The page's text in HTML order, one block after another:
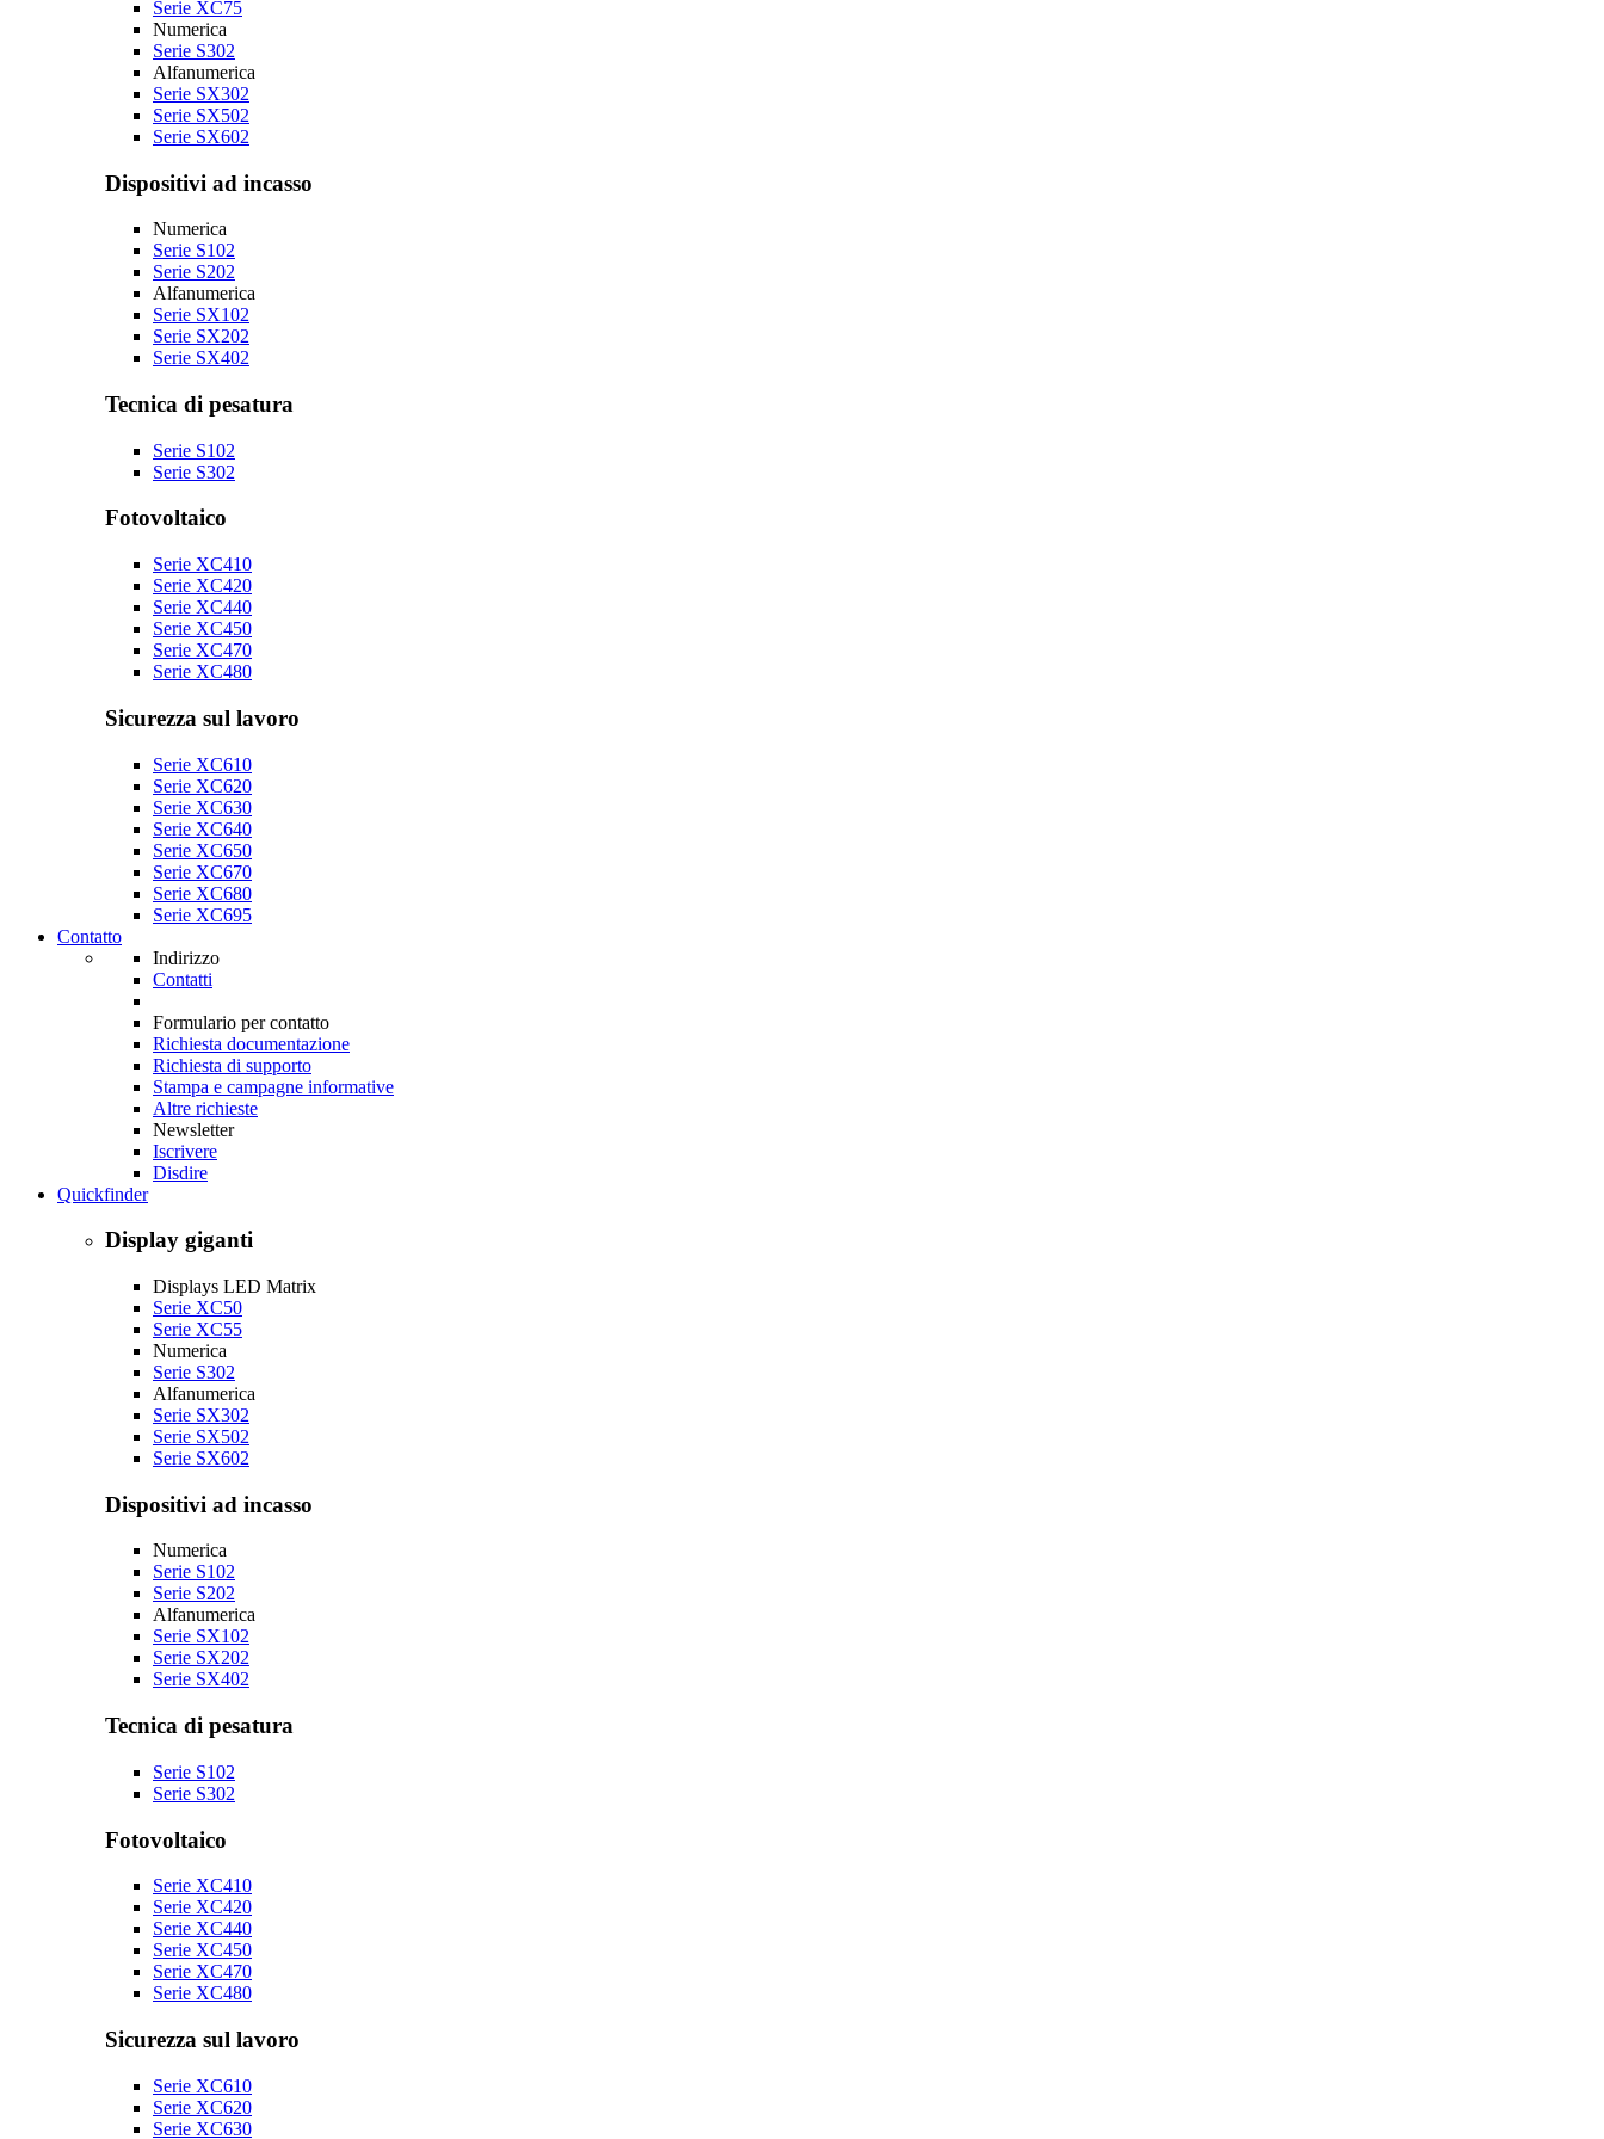
Serie XC75
Numerica
Serie S302
Alfanumerica
Serie SX302
Serie SX502
Serie SX602
Dispositivi ad incasso
Numerica
Serie S102
Serie S202
Alfanumerica
Serie SX102
Serie SX202
Serie SX402
Tecnica di pesatura
Serie S102
Serie S302
Fotovoltaico
Serie XC410
Serie XC420
Serie XC440
Serie XC450
Serie XC470
Serie XC480
Sicurezza sul lavoro
Serie XC610
Serie XC620
Serie XC630
Serie XC640
Serie XC650
Serie XC670
Serie XC680
Serie XC695
Contatto
Indirizzo
Contatti
Formulario per contatto
Richiesta documentazione
Richiesta di supporto
Stampa e campagne informative
Altre richieste
Newsletter
Iscrivere
Disdire
Quickfinder
Display giganti
Displays LED Matrix
Serie XC50
Serie XC55
Numerica
Serie S302
Alfanumerica
Serie SX302
Serie SX502
Serie SX602
Dispositivi ad incasso
Numerica
Serie S102
Serie S202
Alfanumerica
Serie SX102
Serie SX202
Serie SX402
Tecnica di pesatura
Serie S102
Serie S302
Fotovoltaico
Serie XC410
Serie XC420
Serie XC440
Serie XC450
Serie XC470
Serie XC480
Sicurezza sul lavoro
Serie XC610
Serie XC620
Serie XC630